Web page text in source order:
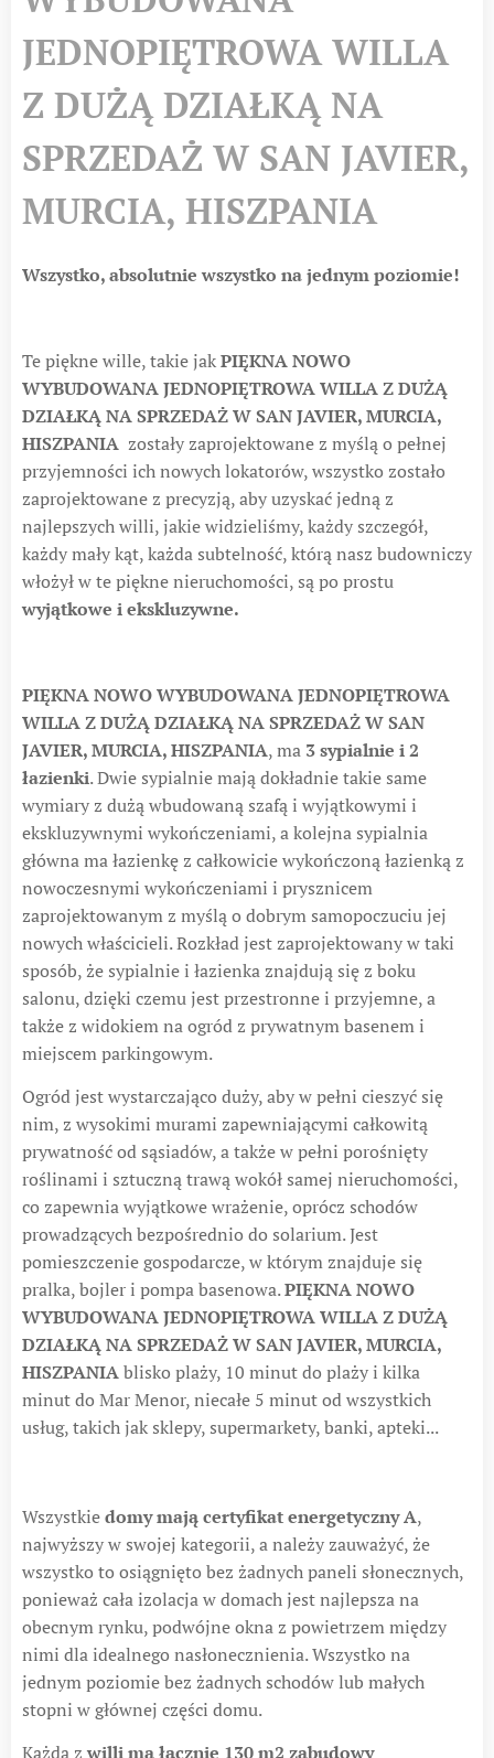
JEDNOPIĘTROWA WILLA
Z DUŻĄ DZIAŁKĄ NA
SPRZEDAŻ W SAN JAVIER,
MURCIA, HISZPANIA
Wszystko, absolutnie wszystko na jednym poziomie!
Te piękne wille, takie jakPIĘKNA NOWO
WYBUDOWANA JEDNOPIĘTROWA WILLA Z DUŻĄ
DZIAŁKĄ NA SPRZEDAŻ W SAN JAVIER, MURCIA,
HISZPANIA zostały zaprojektowane z myślą o pełnej
przyjemności ich nowych lokatorów, wszystko zostało
zaprojektowane z precyzją, aby uzyskać jedną z
najlepszych willi, jakie widzieliśmy, każdy szczegół,
każdy mały kąt, każda subtelność, którą nasz budowniczy
włożył w te piękne nieruchomości, są po prostu
wyjątkowe i ekskluzywne.
PIĘKNA NOWO WYBUDOWANA JEDNOPIĘTROWA
WILLA Z DUŻĄ DZIAŁKĄ NA SPRZEDAŻ W SAN
JAVIER, MURCIA, HISZPANIA, ma 3 sypialnie i 2
łazienki. Dwie sypialnie mają dokładnie takie same
wymiary z dużą wbudowaną szafą i wyjątkowymi i
ekskluzywnymi wykończeniami, a kolejna sypialnia
główna ma łazienkę z całkowicie wykończoną łazienką z
nowoczesnymi wykończeniami i prysznicem
zaprojektowanym z myślą o dobrym samopoczuciu jej
nowych właścicieli. Rozkład jest zaprojektowany w taki
sposób, że sypialnie i łazienka znajdują się z boku
salonu, dzięki czemu jest przestronne i przyjemne, a
także z widokiem na ogród z prywatnym basenem i
miejscem parkingowym.
Ogród jest wystarczająco duży, aby w pełni cieszyć się
nim, z wysokimi murami zapewniającymi całkowitą
prywatność od sąsiadów, a także w pełni porośnięty
roślinami i sztuczną trawą wokół samej nieruchomości,
co zapewnia wyjątkowe wrażenie, oprócz schodów
prowadzących bezpośrednio do solarium. Jest
pomieszczenie gospodarcze, w którym znajduje się
pralka, bojler i pompa basenowa.PIĘKNA NOWO
WYBUDOWANA JEDNOPIĘTROWA WILLA Z DUŻĄ
DZIAŁKĄ NA SPRZEDAŻ W SAN JAVIER, MURCIA,
HISZPANIAblisko plaży, 10 minut do plaży i kilka
minut do Mar Menor, niecałe 5 minut od wszystkich
usług, takich jak sklepy, supermarkety, banki, apteki...
Wszystkiedomy mają certyfikat energetyczny A,
najwyższy w swojej kategorii, a należy zauważyć, że
wszystko to osiągnięto bez żadnych paneli słonecznych,
ponieważ cała izolacja w domach jest najlepsza na
obecnym rynku, podwójne okna z powietrzem między
nimi dla idealnego nasłonecznienia. Wszystko na
jednym poziomie bez żadnych schodów lub małych
stopni w głównej części domu.
Każda zwilli ma łącznie 130 m2 zabudowy